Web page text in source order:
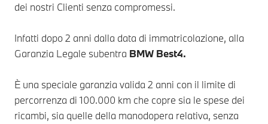
dei nostri Clienti senza compromessi.
Infatti dopo 2 anni dalla data di immatricolazione, alla
Garanzia Legale subentra BMW Best4.
È una speciale garanzia valida 2 anni con il limite di
percorrenza di 100.000 km che copre sia le spese dei
ricambi, sia quelle della manodopera relativa, senza